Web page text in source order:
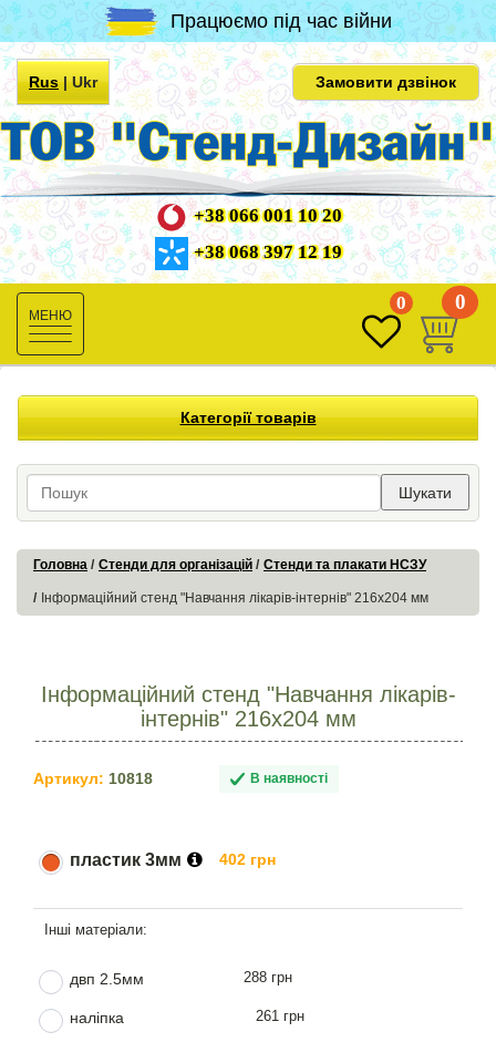
Працюємо під час війни
Rus|Ukr Замовити дзвінок
+38 066 001 10 20
+38 068 397 12 19
Toggle
navigation
0 0
Категорії товарів
Шукати
Головна Стенди для організацій Стенди та плакати НСЗУ
Інформаційний стенд "Навчання лікарів-інтернів" 216х204 мм
Інформаційний стенд "Навчання лікарів-
інтернів" 216х204 мм
Артикул: 10818 В наявності
пластик 3мм 402 грн
двп 2.5мм 288 грн
наліпка 261 грн